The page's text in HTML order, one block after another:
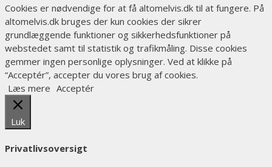
Cookies er nødvendige for at få altomelvis.dk til at fungere. På
altomelvis.dk bruges der kun cookies der sikrer
grundlæggende funktioner og sikkerhedsfunktioner på
webstedet samt til statistik og trafikmåling. Disse cookies
gemmer ingen personlige oplysninger. Ved at klikke på
“Acceptér”, accepter du vores brug af cookies.
Læs mere Acceptér
Luk
Privatlivsoversigt